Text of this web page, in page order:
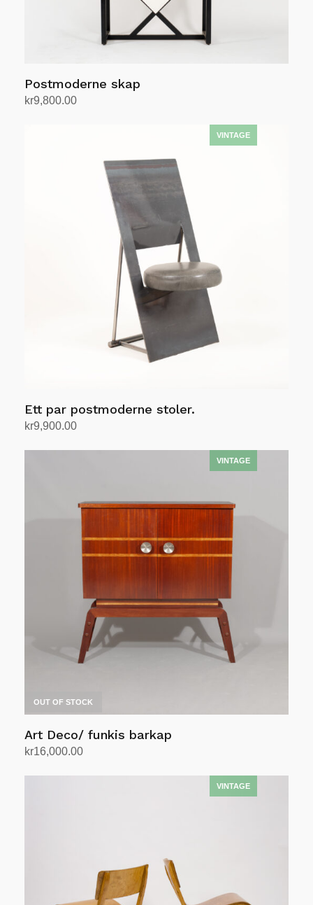
Postmoderne skap
kr9,800.00
Ett par postmoderne stoler.
kr9,900.00
OUT OF STOCK
Art Deco/ funkis barkap
kr16,000.00